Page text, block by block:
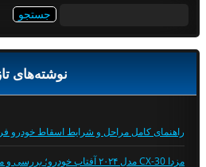
نوشته‌های
راهنمای کامل مراحل و شرایط اسقاط خودرو فرسوده (14
مزدا CX-30 مدل ۲۰۲۴ آفتاب خودرو؛ بررسی و مشخصات فنی